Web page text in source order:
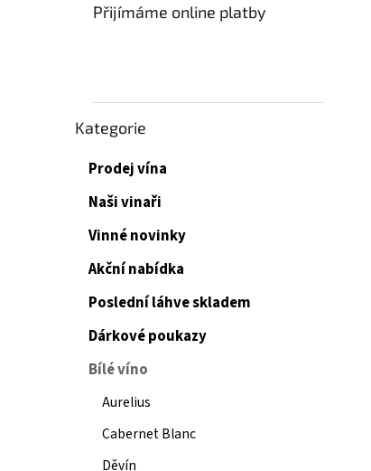
Přijímáme online platby
Přeskočit
kategorie
Kategorie
Prodej vína
Naši vinaři
Vinné novinky
Akční nabídka
Poslední láhve skladem
Dárkové poukazy
Bílé víno
Aurelius
Cabernet Blanc
Děvín